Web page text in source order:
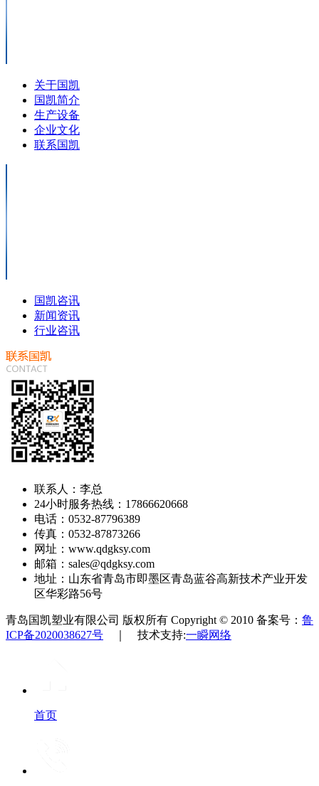
关于国凯
国凯简介
生产设备
企业文化
联系国凯
国凯咨讯
新闻资讯
行业咨讯
联系人：李总
24小时服务热线：17866620668
电话：0532-87796389
传真：0532-87873266
网址：www.qdgksy.com
邮箱：sales@qdgksy.com
地址：山东省青岛市即墨区青岛蓝谷高新技术产业开发
区华彩路56号
青岛国凯塑业有限公司 版权所有 Copyright © 2010 备案号： 鲁
ICP备2020038627号 ｜ 技术支持:一瞬网络
首页